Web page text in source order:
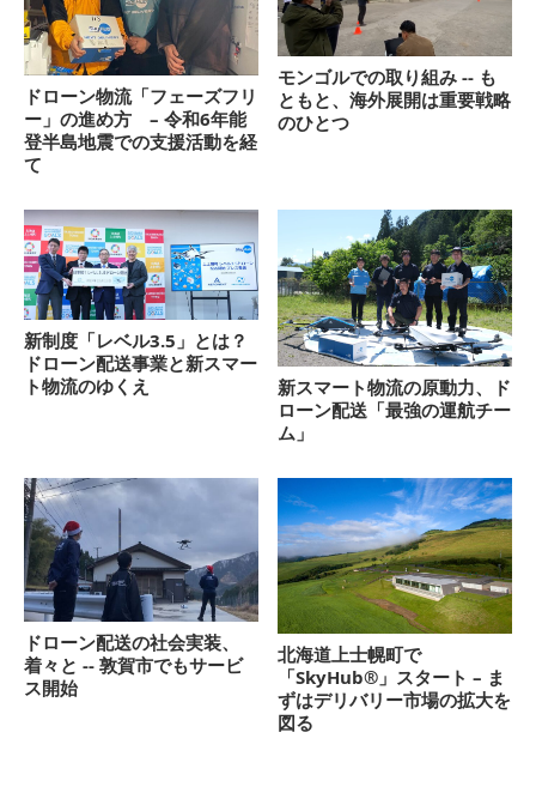
ドローン物流「フェーズフリ
ー」の進め方 – 令和6年能
登半島地震での支援活動を経
て
モンゴルでの取り組み -- も
ともと、海外展開は重要戦略
のひとつ
新制度「レベル3.5」とは？
ドローン配送事業と新スマー
ト物流のゆくえ
新スマート物流の原動力、ド
ローン配送「最強の運航チー
ム」
ドローン配送の社会実装、
着々と -- 敦賀市でもサービ
ス開始
北海道上士幌町で
「SkyHub®︎」スタート – ま
ずはデリバリー市場の拡大を
図る